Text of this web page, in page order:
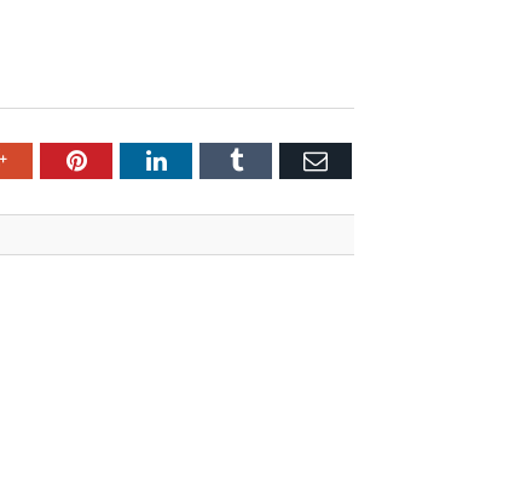
Google+PinterestLinkedInTumblr Емейл